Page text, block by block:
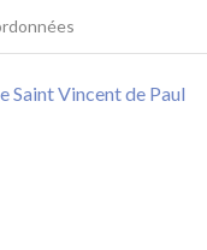
Saint Vincent de Paul